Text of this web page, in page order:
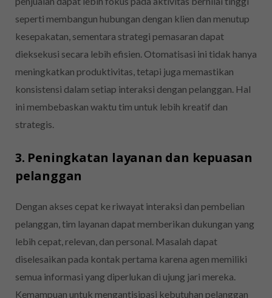
seperti membangun hubungan dengan klien dan menutup
kesepakatan, sementara strategi pemasaran dapat
dieksekusi secara lebih efisien. Otomatisasi ini tidak hanya
meningkatkan produktivitas, tetapi juga memastikan
konsistensi dalam setiap interaksi dengan pelanggan. Hal
ini membebaskan waktu tim untuk lebih kreatif dan
strategis.
3. Peningkatan layanan dan kepuasan
pelanggan
Dengan akses cepat ke riwayat interaksi dan pembelian
pelanggan, tim layanan dapat memberikan dukungan yang
lebih cepat, relevan, dan personal. Masalah dapat
diselesaikan pada kontak pertama karena agen memiliki
semua informasi yang diperlukan di ujung jari mereka.
Kemampuan untuk mengantisipasi kebutuhan pelanggan